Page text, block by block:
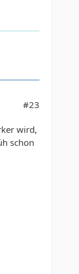
#23
wird,
schon